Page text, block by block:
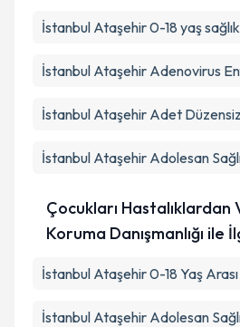
İstanbul Ataşehir 0-18 yaş
İstanbul Ataşehir Adenovirus
İstanbul Ataşehir Adet
İstanbul Ataşehir Adolesan
Çocukları Hastalıklardan
Koruma Danışmanlığı ile
İstanbul Ataşehir 0-18 Yaş
İstanbul Ataşehir Adolesan